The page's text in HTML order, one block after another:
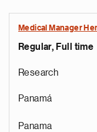
Medical Manager
Regular, Full time
Research
Panamá
Panama